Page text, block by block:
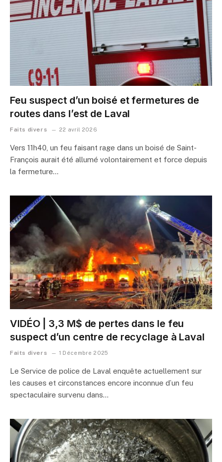
Feu suspect d’un boisé et fermetures de
routes dans l’est de Laval
Faits divers 22 avril 2026
Vers 11h40, un feu faisant rage dans un boisé de Saint-
François aurait été allumé volontairement et force depuis
la fermeture…
VIDÉO | 3,3 M$ de pertes dans le feu
suspect d’un centre de recyclage à Laval
Faits divers 1 Décembre 2025
Le Service de police de Laval enquête actuellement sur
les causes et circonstances encore inconnue d’un feu
spectaculaire survenu dans…